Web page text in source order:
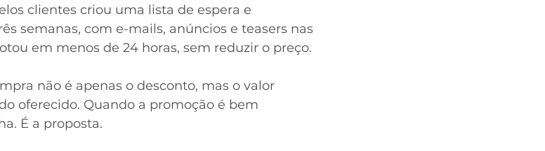
clientes criou uma lista de espera e
semanas, com e-mails, anúncios e teasers nas
em menos de 24 horas, sem reduzir o preço.
não é apenas o desconto, mas o valor
oferecido. Quando a promoção é bem
É a proposta.